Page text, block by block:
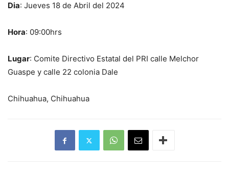
Dia: Jueves 18 de Abril del 2024
Hora: 09:00hrs
Lugar: Comite Directivo Estatal del PRI calle Melchor
Guaspe y calle 22 colonia Dale
Chihuahua, Chihuahua